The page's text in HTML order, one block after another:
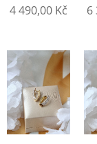
4 490,00 Kč 6